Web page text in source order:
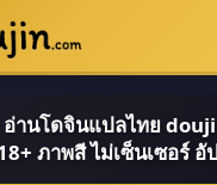
คะแนนเยอะสุด
านโดจินแปลไทย
ภาพสี ไม่เซ็นเซอร์